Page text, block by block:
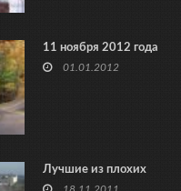
11 ноября 2012 года
01.01.2012
Лучшие из плохих